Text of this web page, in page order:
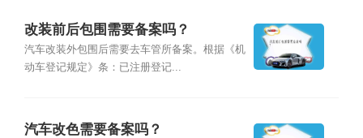
改装前后包围需要备案吗？
汽车改装外包围后需要去车管所备案。根据《机
动车登记规定》条：已注册登记...
汽车改色需要备案吗？